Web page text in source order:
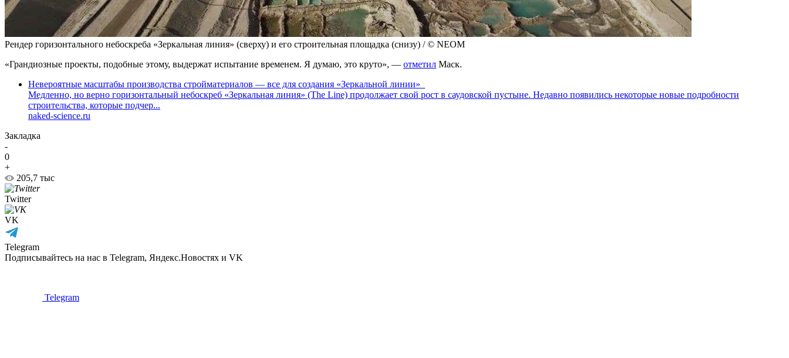
Рендер горизонтального небоскреба «Зеркальная линия» (сверху) и его строительная площадка (снизу) / © NEOM
«Грандиозные проекты, подобные этому, выдержат испытание временем. Я думаю, это круто», — отметил Маск.
Невероятные масштабы производства стройматериалов — все для создания «Зеркальной линии»
Медленно, но верно горизонтальный небоскреб «Зеркальная линия» (The Line) продолжает свой рост в саудовской пустыне. Недавно появились некоторые новые подробности
строительства, которые подчер...
naked-science.ru
Закладка
-
0
+
205,7 тыс
Twitter
VK
Telegram
Подписывайтесь на нас в Telegram, Яндекс.Новостях и VK
Telegram